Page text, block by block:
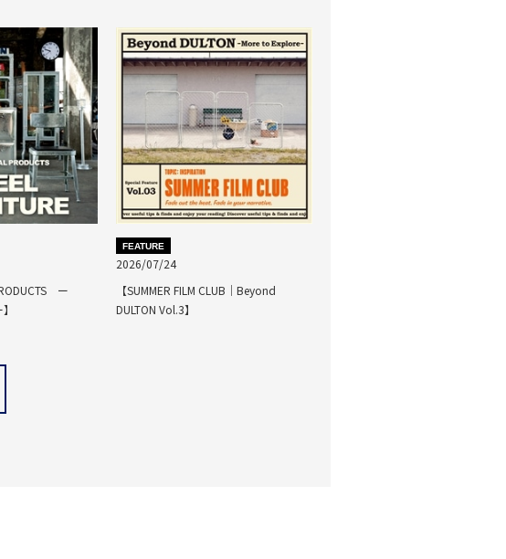
ー
FEATURE
2026/07/24
【SUMMER FILM CLUB｜Beyond
DULTON Vol.3】